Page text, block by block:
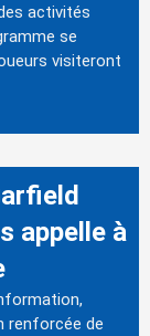
activités
se
visiteront
appelle à
renforcée de